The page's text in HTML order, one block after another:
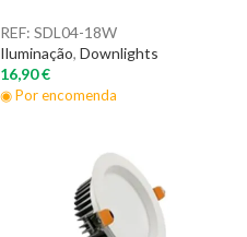
REF: SDL04-18W
Iluminação, Downlights
16,90€
◉ Por encomenda